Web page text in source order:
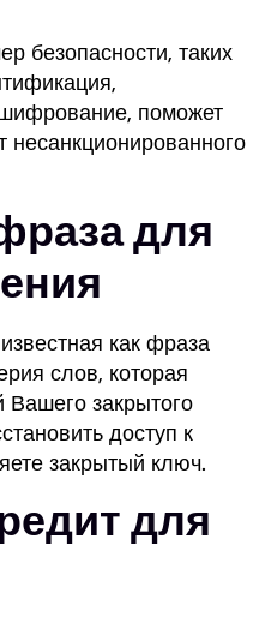
безопасности, таких
поможет
для
как фраза
слов, которая
Вашего закрытого
доступ к
закрытый ключ.
для